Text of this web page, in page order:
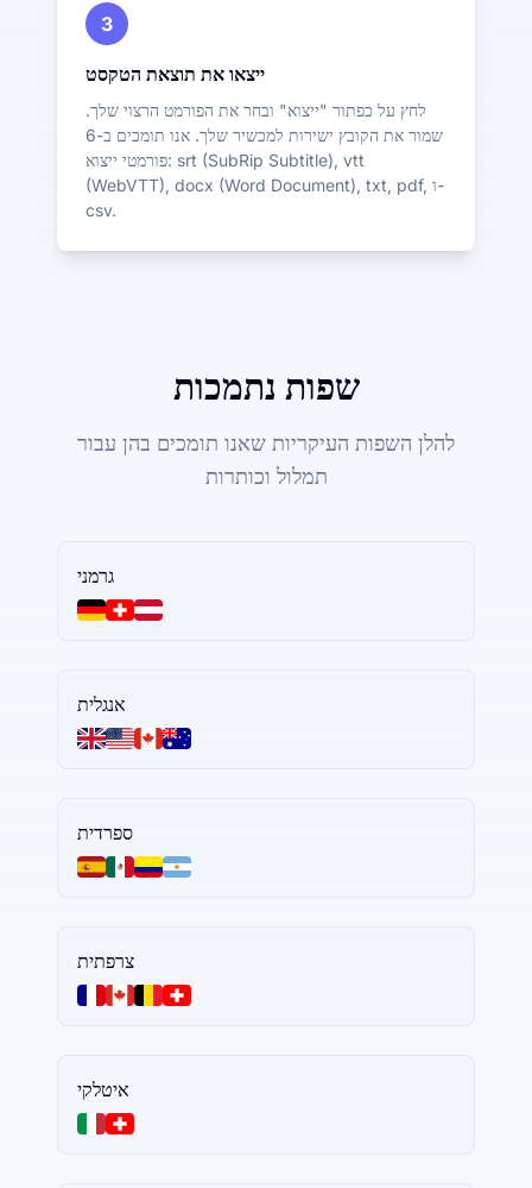
3
ייצאו את תוצאת הטקסט
לחץ על כפתור "ייצוא" ובחר את הפורמט הרצוי שלך.
שמור את הקובץ ישירות למכשיר שלך. אנו תומכים ב-6
פורמטי ייצוא: srt (SubRip Subtitle), vtt
(WebVTT), docx (Word Document), txt, pdf, ו-
csv.
שפות נתמכות
להלן השפות העיקריות שאנו תומכים בהן עבור
תמלול וכותרות
גרמני
אנגלית
ספרדית
צרפתית
איטלקי